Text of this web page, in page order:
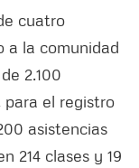
cuatro
a la comunidad
2.100
para el registro
asistencias
214 clases y 19